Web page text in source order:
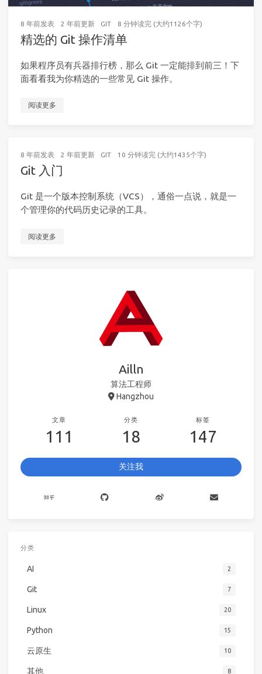
8 年前发表 2 年前更新 GIT 8 分钟读完 (大约1126个字)
精选的 Git 操作清单
如果程序员有兵器排行榜，那么 Git 一定能排到前三！下
面看看我为你精选的一些常见 Git 操作。
阅读更多
8 年前发表 2 年前更新 GIT 10 分钟读完 (大约1435个字)
Git 入门
Git 是一个版本控制系统（VCS），通俗一点说，就是一
个管理你的代码历史记录的工具。
阅读更多
Ailln
算法工程师
Hangzhou
文章
111
分类
18
标签
147
关注我
分类
AI 2
Git 7
Linux 20
Python 15
云原生 10
其他 8